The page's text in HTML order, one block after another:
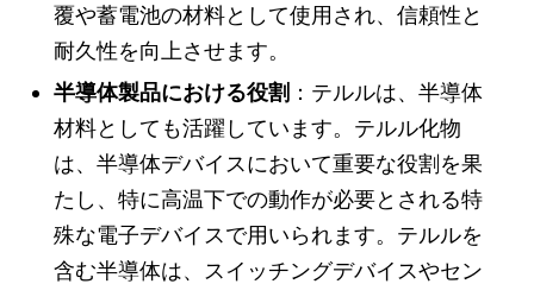
覆や蓄電池の材料として使用され、信頼性と
耐久性を向上させます。
半導体製品における役割 ：テルルは、半導体
材料としても活躍しています。テルル化物
は、半導体デバイスにおいて重要な役割を果
たし、特に高温下での動作が必要とされる特
殊な電子デバイスで用いられます。テルルを
含む半導体は、スイッチングデバイスやセン